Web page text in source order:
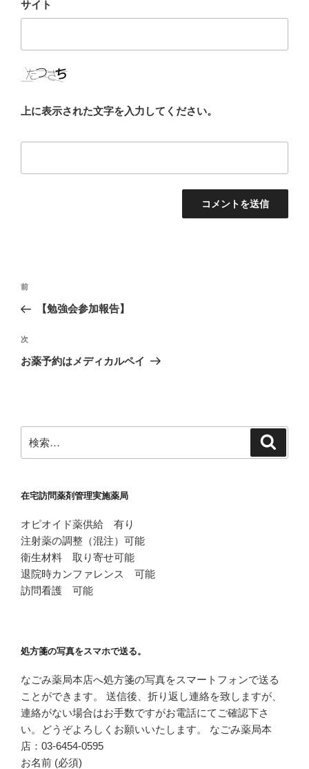
サイト
上に表示された文字を入力してください。
投
ナ
ビ
ゲ
ン
前
の
稿
前
【勉強会参加報告】
次
の
次
お薬予約はメディカルペイ
索:
在宅訪問薬剤管理実施薬局
オピオイド薬供給 有り
注射薬の調整（混注）可能
衛生材料 取り寄せ可能
退院時カンファレンス 可能
訪問看護 可能
処方箋の写真をスマホで送る。
なごみ薬局本店へ処方箋の写真をスマートフォンで送る
ことができます。 送信後、折り返し連絡を致しますが、
連絡がない場合はお手数ですがお電話にてご確認下さ
い。どうぞよろしくお願いいたします。 なごみ薬局本
店：03-6454-0595
お名前 (必須)